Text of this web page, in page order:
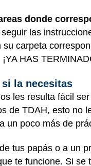
donde
las
su carpeta
¡YA HAS
si la necesitas
les resulta fácil
de TDAH, esto no
un poco más de
tus papás o a un
te funcione. Si